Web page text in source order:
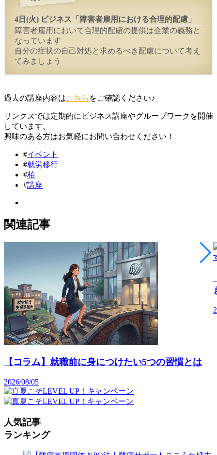
4日(火) ビジネス「障害者雇用における合理的配慮」
障害者雇用において合理的配慮の提供は企業の義務と
なっています
自分の症状の自己対処と求めるべき配慮について考え
てみましょう
過去の講座内容はこちら をご確認ください♪
リンクスでは定期的にビジネス講座やグループワークを開催
しています。
興味のある方はお気軽にお問い合わせください！
#イベント
#就労移行
#柏
#講座
関連記事
【コラム】就職前に身につけたい5つの習慣とは
2026/08/05
人気記事
ランキング